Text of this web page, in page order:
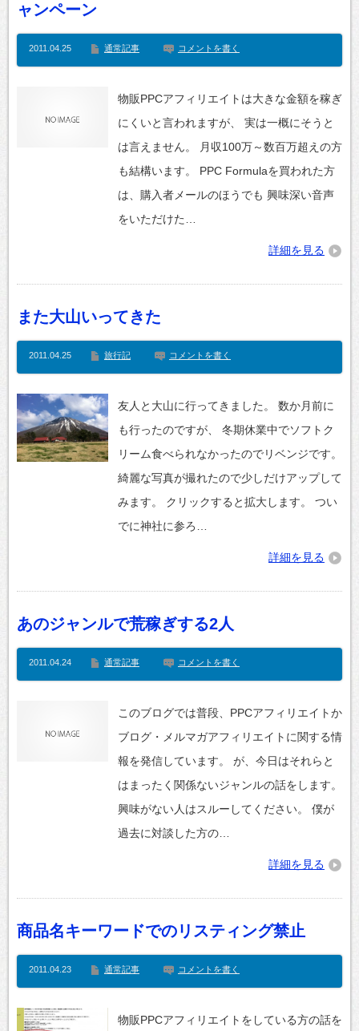
ャンペーン
2011.04.25 通常記事 コメントを書く
物販PPCアフィリエイトは大きな金額を稼ぎ
にくいと言われますが、 実は一概にそうと
は言えません。 月収100万～数百万超えの方
も結構います。 PPC Formulaを買われた方
は、購入者メールのほうでも 興味深い音声
をいただけた…
詳細を見る
また大山いってきた
2011.04.25 旅行記 コメントを書く
友人と大山に行ってきました。 数か月前に
も行ったのですが、 冬期休業中でソフトク
リーム食べられなかったのでリベンジです。
綺麗な写真が撮れたので少しだけアップして
みます。 クリックすると拡大します。 つい
でに神社に参ろ…
詳細を見る
あのジャンルで荒稼ぎする2人
2011.04.24 通常記事 コメントを書く
このブログでは普段、PPCアフィリエイトか
ブログ・メルマガアフィリエイトに関する情
報を発信しています。 が、今日はそれらと
はまったく関係ないジャンルの話をします。
興味がない人はスルーしてください。 僕が
過去に対談した方の…
詳細を見る
商品名キーワードでのリスティング禁止
2011.04.23 通常記事 コメントを書く
物販PPCアフィリエイトをしている方の話を